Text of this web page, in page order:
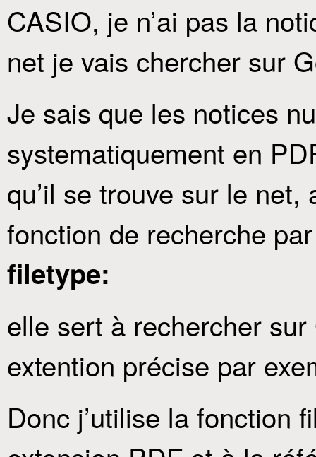
CASIO, je n’ai pas la
net je vais chercher sur
Je sais que les notices
systematiquement en
qu’il se trouve sur le
fonction de recherche
filetype:
elle sert à rechercher
extention précise par
Donc j’utilise la fonction